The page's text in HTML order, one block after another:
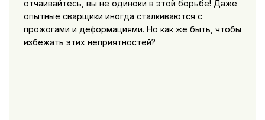
отчаивайтесь, вы не одиноки в этой борьбе! Даже
опытные сварщики иногда сталкиваются с
прожогами и деформациями. Но как же быть, чтобы
избежать этих неприятностей?